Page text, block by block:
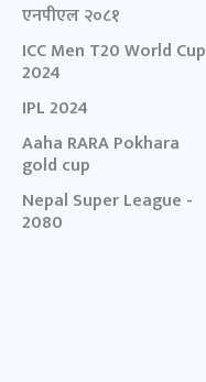
एनपीएल २०८१
ICC Men T20 World Cup
2024
IPL 2024
Aaha RARA Pokhara
gold cup
Nepal Super League -
2080